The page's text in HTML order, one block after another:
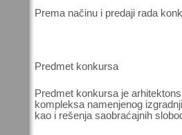
Prema načinu i predaji rada
Predmet konkursa
Predmet konkursa je
kompleksa namenjenog
kao i rešenja saobraćajnih